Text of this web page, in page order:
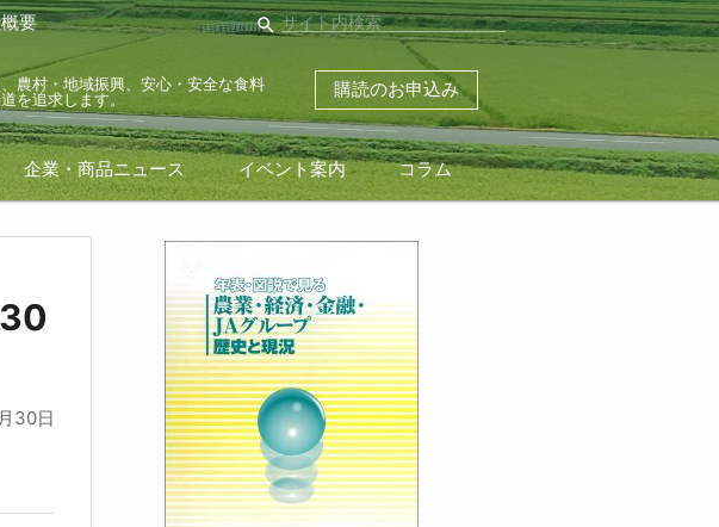
要 search
農村・地域振興、安心・安全な食料
を追求します。
購読のお申込み
企業・商品ニュース イベント案内 コラム
30日